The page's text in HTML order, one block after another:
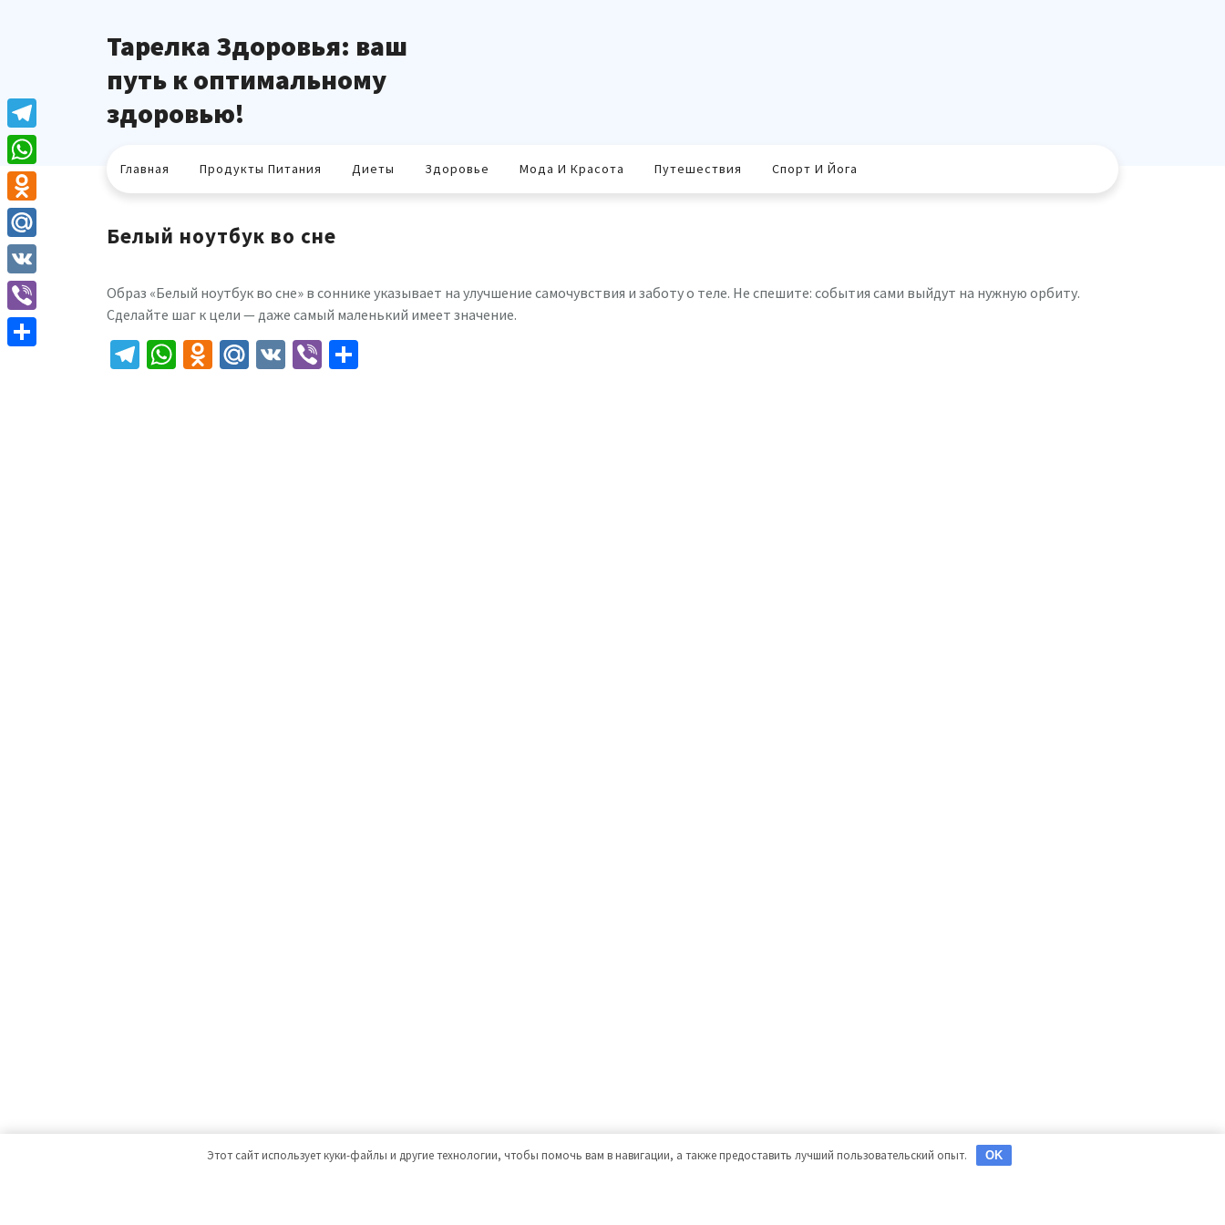
Тарелка Здоровья: ваш
путь к оптимальному
здоровью!
Главная Продукты Питания Диеты Здоровье Мода И Красота Путешествия Спорт И Йога
Белый ноутбук во сне
Образ «Белый ноутбук во сне» в соннике указывает на улучшение самочувствия и заботу о теле. Не спешите: события сами выйдут на нужную орбиту.
Сделайте шаг к цели — даже самый маленький имеет значение.
Telegram
WhatsApp
Odnoklassniki
Mail.Ru
VK Viber
Telegram
WhatsApp
Odnoklassniki
Mail.Ru
VK
Viber
Этот сайт использует куки-файлы и другие технологии, чтобы помочь вам в навигации, а также предоставить лучший пользовательский опыт. OK